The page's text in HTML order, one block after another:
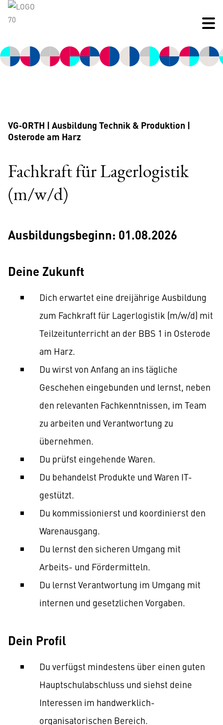
VG‑ORTH | Ausbildung Technik & Produktion |
Osterode am Harz
Fachkraft für Lagerlogistik
(m/w/d)
Ausbildungsbeginn: 01.08.2026
Deine Zukunft
Dich erwartet eine dreijährige Ausbildung
zum Fachkraft für Lagerlogistik (m/w/d) mit
Teilzeitunterricht an der BBS 1 in Osterode
am Harz.
Du wirst von Anfang an ins tägliche
Geschehen eingebunden und lernst, neben
den relevanten Fachkenntnissen, im Team
zu arbeiten und Verantwortung zu
übernehmen.
Du prüfst eingehende Waren.
Du behandelst Produkte und Waren IT-
gestützt.
Du kommissionierst und koordinierst den
Warenausgang.
Du lernst den sicheren Umgang mit
Arbeits- und Fördermitteln.
Du lernst Verantwortung im Umgang mit
internen und gesetzlichen Vorgaben.
Dein Profil
Du verfügst mindestens über einen guten
Hauptschulabschluss und siehst deine
Interessen im handwerklich-
organisatorischen Bereich.